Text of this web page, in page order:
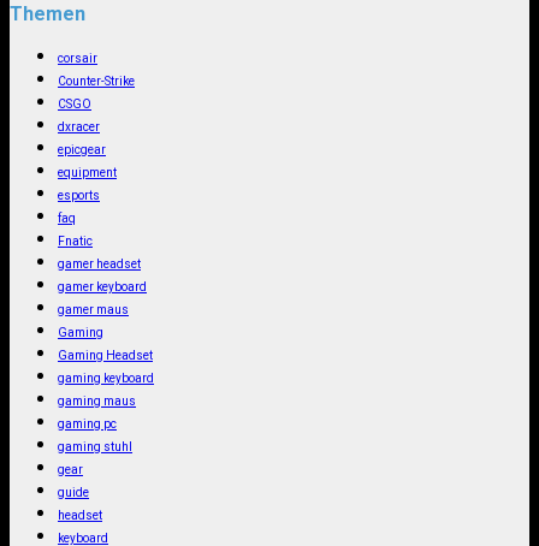
Themen
corsair
Counter-Strike
CSGO
dxracer
epicgear
equipment
esports
faq
Fnatic
gamer headset
gamer keyboard
gamer maus
Gaming
Gaming Headset
gaming keyboard
gaming maus
gaming pc
gaming stuhl
gear
guide
headset
keyboard